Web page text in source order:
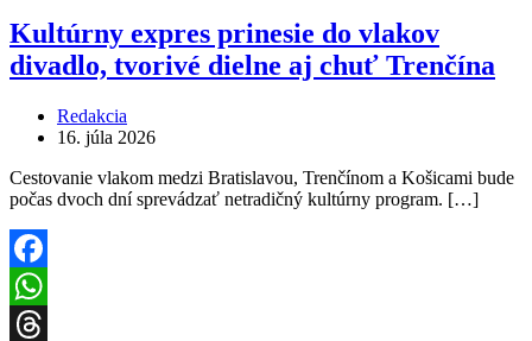
Kultúrny expres prinesie do vlakov
divadlo, tvorivé dielne aj chuť Trenčína
Redakcia
16. júla 2026
Cestovanie vlakom medzi Bratislavou, Trenčínom a Košicami bude
počas dvoch dní sprevádzať netradičný kultúrny program. […]
Facebook
WhatsApp